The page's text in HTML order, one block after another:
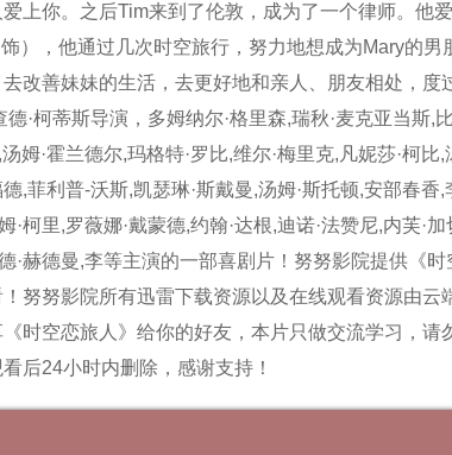
上你。之后Tim来到了伦敦，成为了一个律师。他
），他通过几次时空旅行，努力地想成为Mary的男
改善妹妹的生活，去更好地和亲人、朋友相处，度
·柯蒂斯导演，多姆纳尔·格里森,瑞秋·麦克亚当斯,
姆·霍兰德尔,玛格特·罗比,维尔·梅里克,凡妮莎·柯比,
,菲利普-沃斯,凯瑟琳·斯戴曼,汤姆·斯托顿,安部春香,
柯里,罗薇娜·戴蒙德,约翰·达根,迪诺·法赞尼,内芙·加
·赫德曼,李等主演的一部喜剧片！努努影院提供《
努努影院所有迅雷下载资源以及在线观看资源由云
时空恋旅人》给你的好友，本片只做交流学习，请
后24小时内删除，感谢支持！